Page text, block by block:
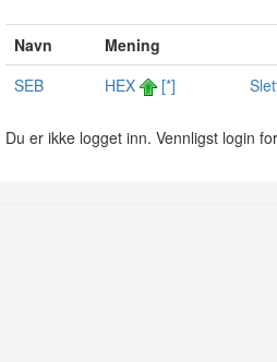
Navn Mening
SEB
HEX [*]
Du er ikke logget inn. Vennligst login